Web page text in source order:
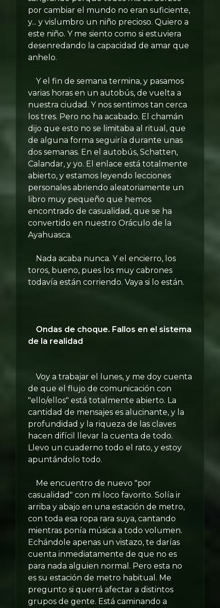
por cambiar el mundo no eran suficiente,
y... y vislumbro un niño precioso. Quiero a
este niño. Y me siento como si estuviera
desenredando la capacidad de amar que
anhelo.
Y el fin de semana termina, y pasamos
varias horas en un autobús, de vuelta a
nuestra ciudad. Y nos sentimos tan cerca
los tres. Pero no ha acabado. El chamán
dijo que esto no se limitaba al ritual, que
de alguna forma seguiría durante unas
dos semanas. En el autobús, Schatten,
Calandar, y yo. El enlace está totalmente
abierto, y estamos leyendo lecciones
personales abriendo aleatoriamente un
libro muy pequeño que hemos
encontrado de casualidad, que se ha
convertido en nuestro Oráculo de la
Ayahuasca.
Nada acaba nunca. Y el encierro, los
toros, bueno, pues los muy cabrones
todavía están corriendo. Vaya si lo están.
Ondas de choque. Fallos en el sistema
de la realidad
Voy a trabajar el lunes, y me doy cuenta
de que el flujo de comunicación con
"ello/ellos" está totalmente abierto. La
cantidad de mensajes es alucinante, y la
profundidad y la riqueza de las claves
hacen difícil llevar la cuenta de todo.
Llevo un cuaderno todo el rato, y estoy
apuntándolo todo.
Me encuentro de nuevo "por
casualidad" con mi loco favorito. Solía ir
arriba y abajo en una estación de metro,
con toda esa ropa rara suya, cantando
mientras ponía música a todo volumen.
Echándole apenas un vistazo, te darías
cuenta inmediatamente de que no es
para nada alguien normal. Pero esta no
es su estación de metro habitual. Me
pregunto si querrá afectar a distintos
grupos de gente. Está caminando a